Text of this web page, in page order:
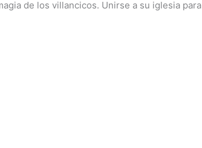
de los villancicos. Unirse a su iglesia para